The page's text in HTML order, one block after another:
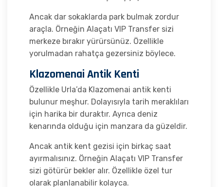
Ancak dar sokaklarda park bulmak zordur
araçla. Örneğin Alaçatı VIP Transfer sizi
merkeze bırakır yürürsünüz. Özellikle
yorulmadan rahatça gezersiniz böylece.
Klazomenai Antik Kenti
Özellikle Urla’da Klazomenai antik kenti
bulunur meşhur. Dolayısıyla tarih meraklıları
için harika bir duraktır. Ayrıca deniz
kenarında olduğu için manzara da güzeldir.
Ancak antik kent gezisi için birkaç saat
ayırmalısınız. Örneğin Alaçatı VIP Transfer
sizi götürür bekler alır. Özellikle özel tur
olarak planlanabilir kolayca.